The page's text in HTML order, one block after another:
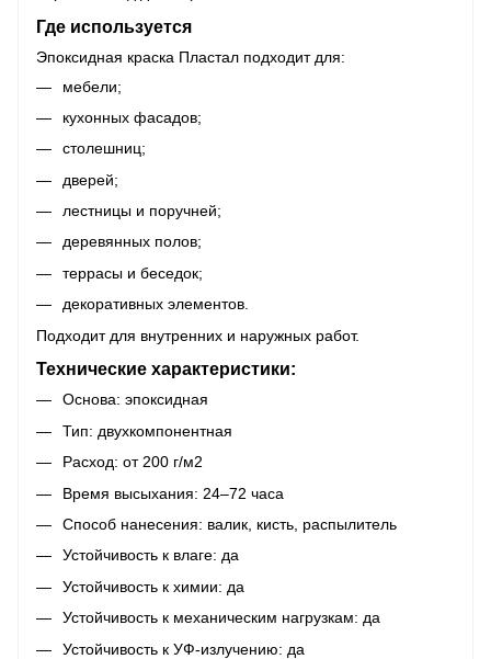
Где используется
Эпоксидная краска Пластал подходит для:
мебели;
кухонных фасадов;
столешниц;
дверей;
лестницы и поручней;
деревянных полов;
террасы и беседок;
декоративных элементов.
Подходит для внутренних и наружных работ.
Технические характеристики:
Основа: эпоксидная
Тип: двухкомпонентная
Расход: от 200 г/м2
Время высыхания: 24–72 часа
Способ нанесения: валик, кисть, распылитель
Устойчивость к влаге: да
Устойчивость к химии: да
Устойчивость к механическим нагрузкам: да
Устойчивость к УФ-излучению: да